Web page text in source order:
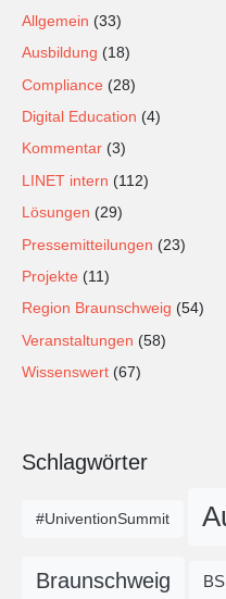
Allgemein (33)
Ausbildung (18)
Compliance (28)
Digital Education (4)
Kommentar (3)
LINET intern (112)
Lösungen (29)
Pressemitteilungen (23)
Projekte (11)
Region Braunschweig (54)
Veranstaltungen (58)
Wissenswert (67)
Schlagwörter
#UniventionSummit
Braunschweig